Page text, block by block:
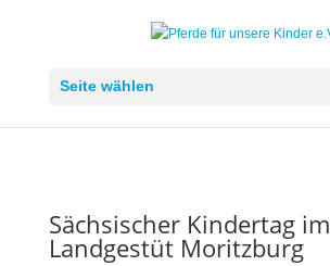
Seite wählen
Sächsischer Kindertag im
Landgestüt Moritzburg